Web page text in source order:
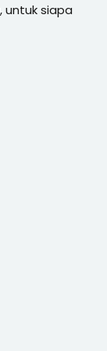
untuk siapa